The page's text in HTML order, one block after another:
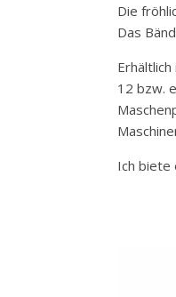
Die
Das
12 bzw.
Ich biete